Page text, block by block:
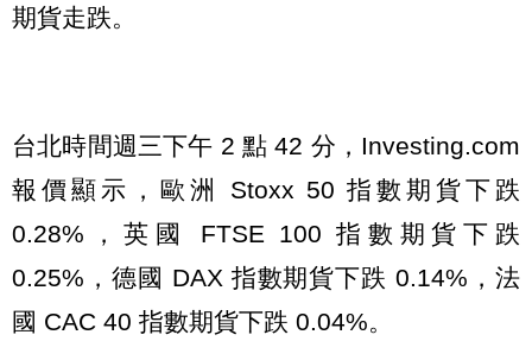
期貨走跌。
台北時間週三下午 2 點 42 分，Investing.com
報價顯示，歐洲 Stoxx 50 指數期貨下跌
0.28%，英國 FTSE 100 指數期貨下跌
0.25%，德國 DAX 指數期貨下跌 0.14%，法
國 CAC 40 指數期貨下跌 0.04%。